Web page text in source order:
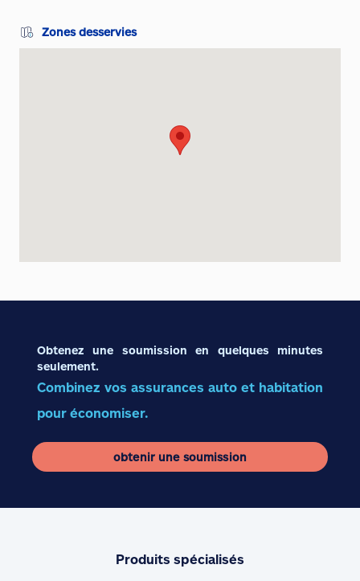
Zones desservies
Obtenez une soumission en quelques minutes
seulement.
Combinez vos assurances auto et habitation
pour économiser.
obtenir une soumission
Produits spécialisés